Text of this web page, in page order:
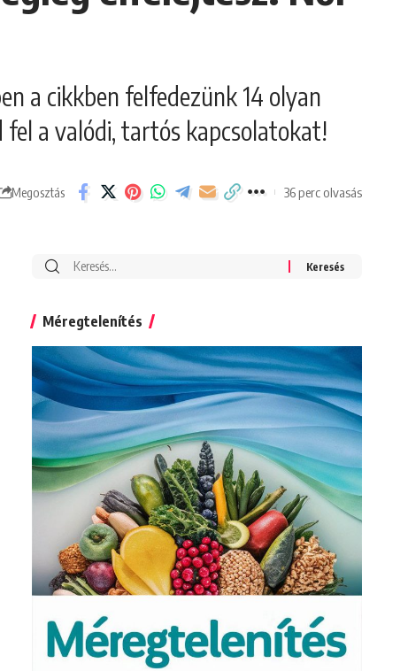
a cikkben felfedezünk 14 olyan
fel a valódi, tartós kapcsolatokat!
Megosztás 36 perc olvasás
Search
Méregtelenítés